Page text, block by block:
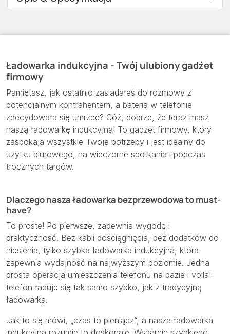
Ładowarka indukcyjna - Twój ulubiony gadżet
firmowy
Pamiętasz, jak ostatnio zasiadałeś do rozmowy z
potencjalnym kontrahentem, a bateria w telefonie
zdecydowała się umrzeć? Cóż, dobrze, że teraz masz
naszą ładowarkę indukcyjną! To gadżet firmowy, który
zaspokaja wszystkie Twoje potrzeby i jest idealny do
użytku biurowego, na wieczorne spotkania i podczas
tłocznych targów.
Dlaczego nasza ładowarka bezprzewodowa to must-
have?
To proste! Po pierwsze, zapewnia wygodę i
praktyczność. Bez kabli dościągnięcia, bez dodatków do
niesienia, tylko szybka ładowarka indukcyjna, która
zapewnia wydajność na najwyższym poziomie. Jedna
prosta operacja umieszczenia telefonu na bazie i voila! –
telefon ładuje się tak samo szybko, jak z tradycyjną
ładowarką.
Jak to się mówi, „czas to pieniądz”, a nasza ładowarka